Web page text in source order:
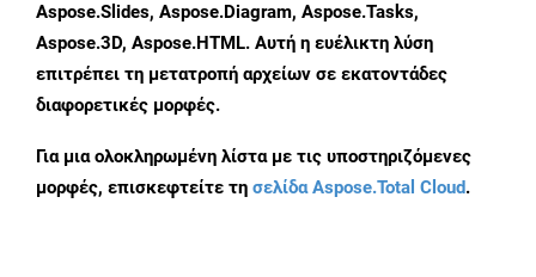
Aspose.Slides, Aspose.Diagram, Aspose.Tasks,
Aspose.3D, Aspose.HTML. Αυτή η ευέλικτη λύση
επιτρέπει τη μετατροπή αρχείων σε εκατοντάδες
διαφορετικές μορφές.
Για μια ολοκληρωμένη λίστα με τις υποστηριζόμενες
μορφές, επισκεφτείτε τη σελίδα Aspose.Total Cloud.